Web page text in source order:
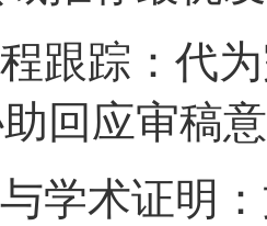
跟踪：代
回应审稿
学术证明